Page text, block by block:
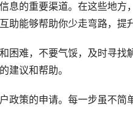
息的重要渠道。在这些地方
能够帮助你少走弯路，提
困难，不要气馁，及时寻找
建议和帮助。
政策的申请。每一步虽不简